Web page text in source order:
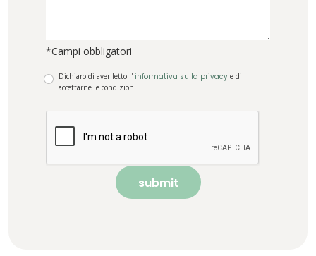
*Campi obbligatori
Dichiaro di aver letto l' informativa sulla privacy e di
accettarne le condizioni
submit